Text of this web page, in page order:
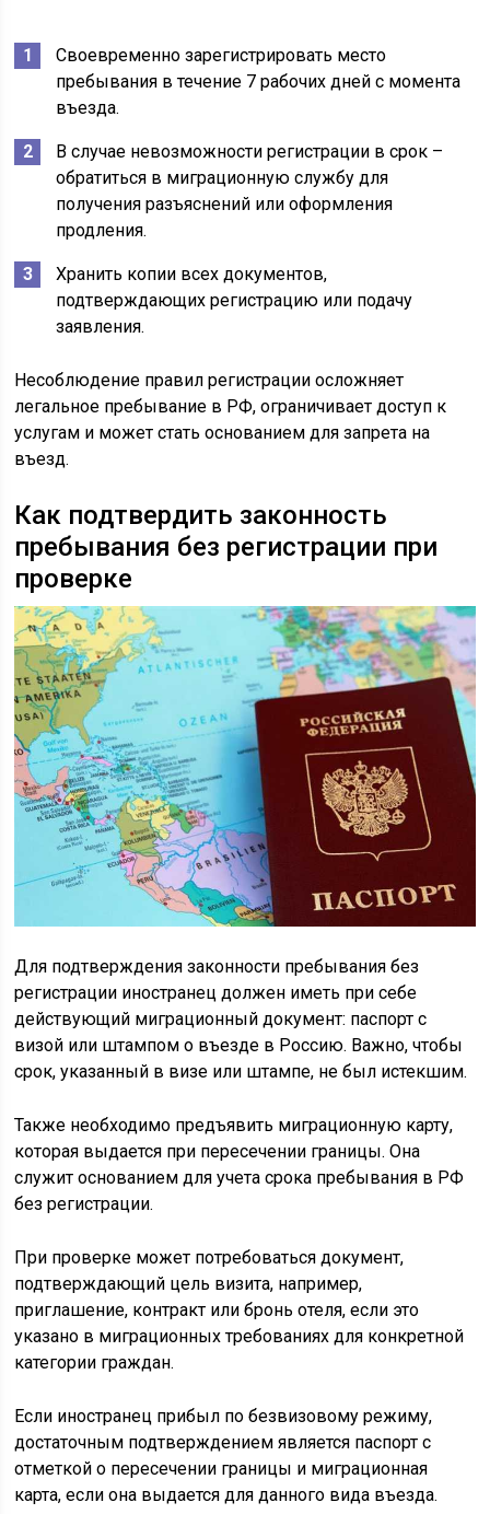
Своевременно зарегистрировать место
пребывания в течение 7 рабочих дней с момента
въезда.
В случае невозможности регистрации в срок –
обратиться в миграционную службу для
получения разъяснений или оформления
продления.
Хранить копии всех документов,
подтверждающих регистрацию или подачу
заявления.
Несоблюдение правил регистрации осложняет
легальное пребывание в РФ, ограничивает доступ к
услугам и может стать основанием для запрета на
въезд.
Как подтвердить законность
пребывания без регистрации при
проверке
Для подтверждения законности пребывания без
регистрации иностранец должен иметь при себе
действующий миграционный документ: паспорт с
визой или штампом о въезде в Россию. Важно, чтобы
срок, указанный в визе или штампе, не был истекшим.
Также необходимо предъявить миграционную карту,
которая выдается при пересечении границы. Она
служит основанием для учета срока пребывания в РФ
без регистрации.
При проверке может потребоваться документ,
подтверждающий цель визита, например,
приглашение, контракт или бронь отеля, если это
указано в миграционных требованиях для конкретной
категории граждан.
Если иностранец прибыл по безвизовому режиму,
достаточным подтверждением является паспорт с
отметкой о пересечении границы и миграционная
карта, если она выдается для данного вида въезда.